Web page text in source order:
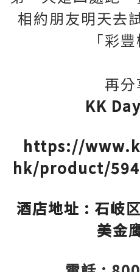
相約朋友明天去
「彩
再分
KK
https://
hk/product/
酒店地址 : 石岐
美金